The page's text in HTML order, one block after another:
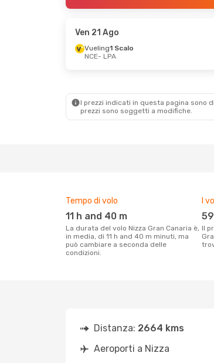
- Gio 1 Ott
LPA
Ven 21 Ago
Vueling1 Scalo
NCE- LPA
I prezzi indicati in questa pagina sono
prezzi sono soggetti a modifiche.
Tempo di volo
11 h and 40 m
La durata del volo Nizza Gran Canaria è,
in media, di 11 h and 40 m minuti, ma
può cambiare a seconda delle
condizioni.
I
Il prezzo più basso per un volo Nizza
Distanza: 2664 kms
Aeroporti a Nizza